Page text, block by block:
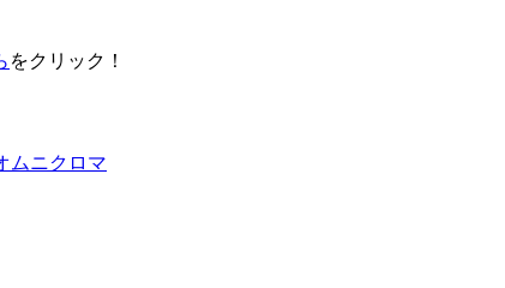
をクリック！
ムニクロマ